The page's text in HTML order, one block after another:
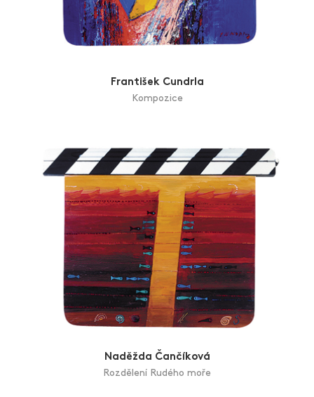
František Cundrla
Kompozice
Naděžda Čančíková
Rozdělení Rudého moře